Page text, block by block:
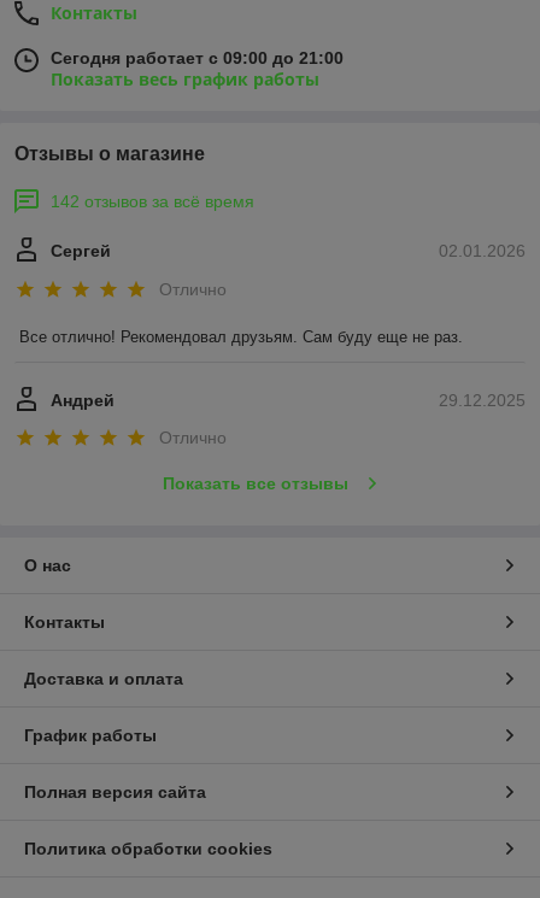
Контакты
Сегодня работает с 09:00 до 21:00
Показать весь график работы
Отзывы о магазине
142 отзывов за всё время
02.01.2026
Сергей
Отлично
Все отлично! Рекомендовал друзьям. Сам буду еще не раз.
29.12.2025
Андрей
Отлично
Показать все отзывы
О нас
Контакты
Доставка и оплата
График работы
Полная версия сайта
Политика обработки cookies